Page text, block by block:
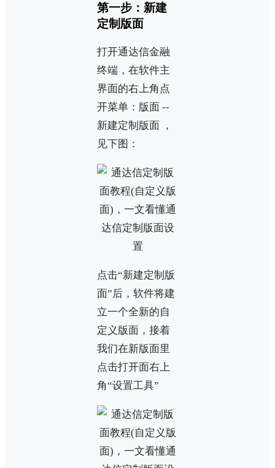
第一步：新建
定制版面
打开通达信金融
终端，在软件主
界面的右上角点
开菜单：版面 --
新建定制版面 ，
见下图：
点击“新建定制版
面”后，软件将建
立一个全新的自
定义版面，接着
我们在新版面里
点击打开面右上
角“设置工具”